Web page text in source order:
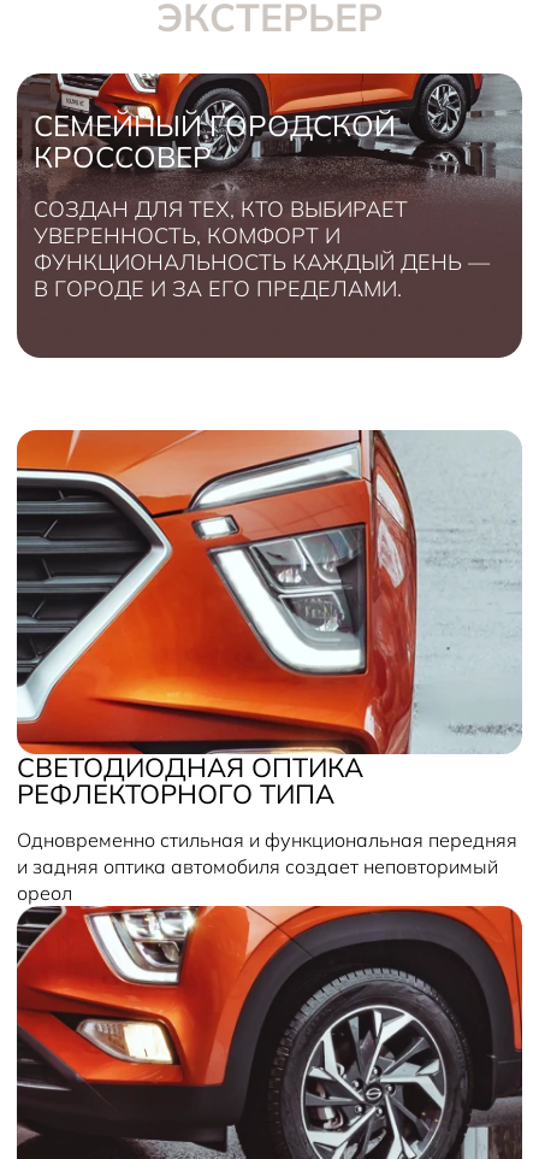
ЭКСТЕРЬЕР
СЕМЕЙНЫЙ ГОРОДСКОЙ
КРОССОВЕР
СОЗДАН ДЛЯ ТЕХ, КТО ВЫБИРАЕТ
УВЕРЕННОСТЬ, КОМФОРТ И
ФУНКЦИОНАЛЬНОСТЬ КАЖДЫЙ ДЕНЬ —
В ГОРОДЕ И ЗА ЕГО ПРЕДЕЛАМИ.
СВЕТОДИОДНАЯ ОПТИКА
РЕФЛЕКТОРНОГО ТИПА
Одновременно стильная и функциональная передняя
и задняя оптика автомобиля создает неповторимый
ореол